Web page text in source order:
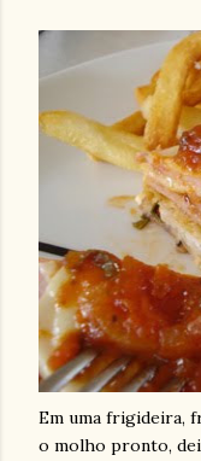
Em uma frigideira,
o molho pronto,